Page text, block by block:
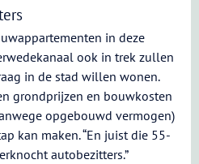
in deze
ook in trek zullen
in de stad willen wonen.
grondprijzen en bouwkosten
opgebouwd vermogen)
kan maken. “En juist die 55-
autobezitters.”